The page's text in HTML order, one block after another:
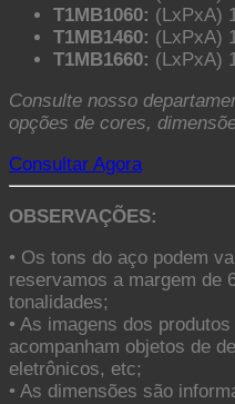
T1MB1060: (LxPxA)
T1MB1460: (LxPxA)
T1MB1660: (LxPxA)
Consulte nosso
opções de cores,
Consultar Agora
OBSERVAÇÕES:
• Os tons do aço podem
reservamos a margem de
tonalidades;
• As imagens dos
acompanham objetos de
eletrônicos, etc;
• As dimensões são